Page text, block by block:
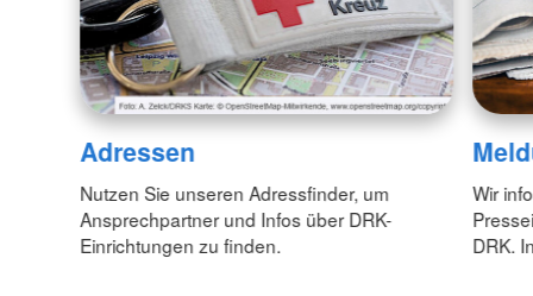
Adressen
Nutzen Sie unseren Adressfinder, um
Ansprechpartner und Infos über DRK-
Einrichtungen zu finden.
Wir
DRK.